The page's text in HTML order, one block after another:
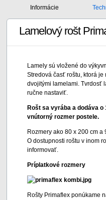
Informácie
Lamelový rošt
Lamely sú vložené do
Stredová časť roštu, ktorá
dvojitými lamelami. Tvrdosť
ručne nastaviť.
Rošt sa vyrába a dodáva
vnútorný rozmer postele.
Rozmery ako 80 x 200 cm
O dostupnosti roštu v inom
informovať.
Príplatkové rozmery
Rošty Primaflex ponúkame